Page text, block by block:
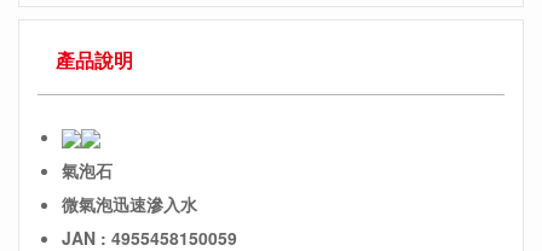
產品說明
氣泡石
微氣泡迅速滲入水
JAN : 4955458150059